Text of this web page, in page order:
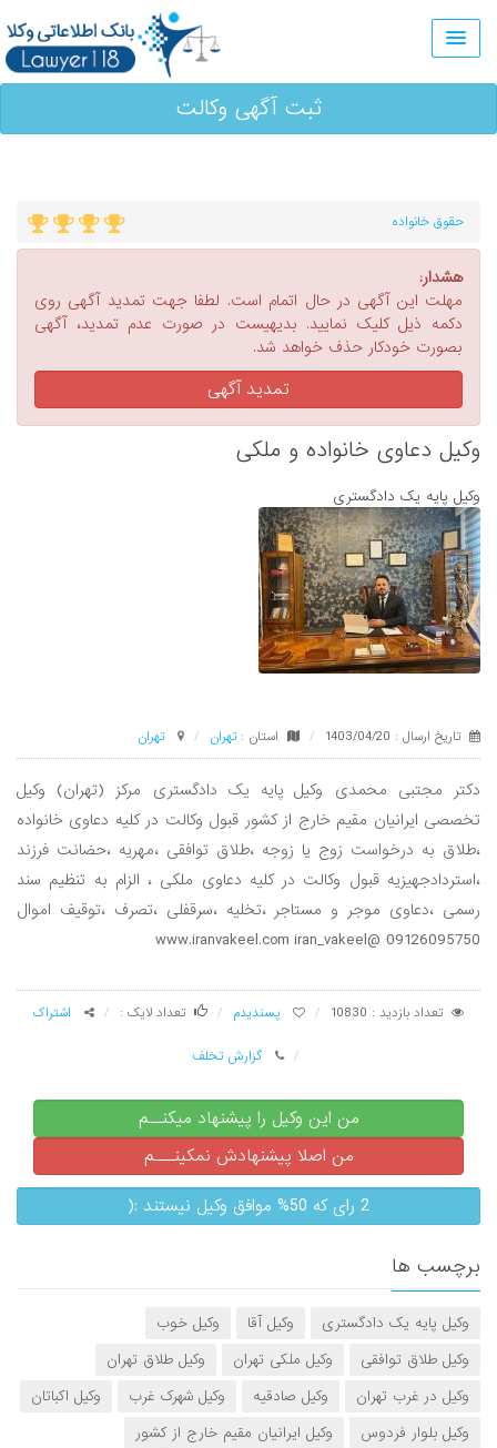
ثبت آگهی وکالت
حقوق خانواده
هشدار:
مهلت این آگهی در حال اتمام است. لطفا جهت تمدید آگهی روی
دکمه ذیل کلیک نمایید. بدیهیست در صورت عدم تمدید، آگهی
بصورت خودکار حذف خواهد شد.
تمدید آگهی
وکیل دعاوی خانواده و ملکی
وکیل پایه یک دادگستری
تاریخ ارسال : 1403/04/20 استان :تهران تهران
دکتر مجتبی محمدی وکیل پایه یک دادگستری مرکز (تهران) وکیل
تخصصی ایرانیان مقیم خارج از کشور قبول وکالت در کلیه دعاوی خانواده
،طلاق به درخواست زوج یا زوجه ،طلاق توافقی ،مهریه ،حضانت فرزند
،استردادجهیزیه قبول وکالت در کلیه دعاوی ملکی ، الزام به تنظیم سند
رسمی ،دعاوی موجر و مستاجر ،تخلیه ،سرقفلی ،تصرف ،توقیف اموال
www.iranvakeel.com iran_vakeel@ 09126095750
تعداد بازدید : 10830 پسندیدم تعداد لایک : اشتراک
گزارش تخلف
من این وکیل را پیشنهاد میکنــم
من اصلا پیشنهادش نمکینـــم
2 رای که 50% موافق وکیل نیستند :(
برچسب ها
وکیل پایه یک دادگستری وکیل آقا
وکیل خوب
وکیل طلاق توافقی
وکیل ملکی تهران
وکیل طلاق تهران
وکیل در غرب تهران
وکیل صادقیه وکیل شهرک غرب
وکیل اکباتان
وکیل بلوار فردوس
وکیل ایرانیان مقیم خارج از کشور